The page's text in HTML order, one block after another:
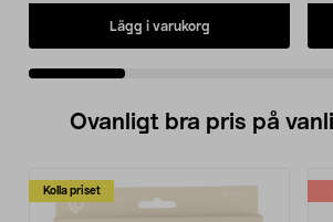
Lägg i varukorg
Ovanligt bra pris på
Kolla priset